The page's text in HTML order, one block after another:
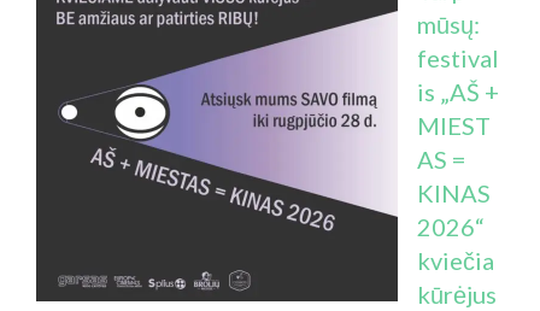
mūsų:
festival
is „AŠ +
MIEST
AS =
KINAS
2026“
kviečia
kūrėjus